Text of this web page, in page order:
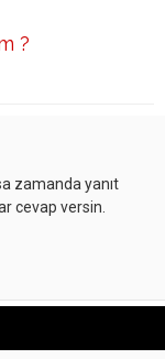
?
zamanda yanıt
cevap versin.